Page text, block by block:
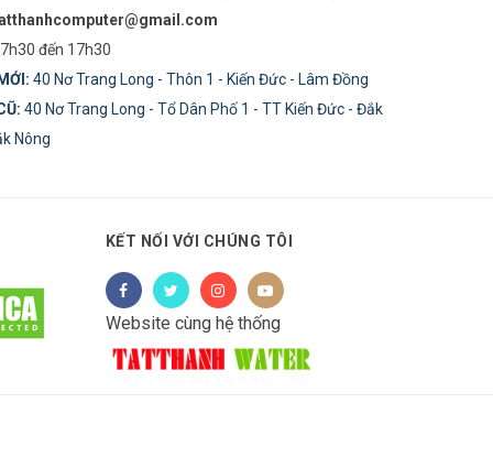
7h30 đến 17h30
40 Nơ Trang Long - Thôn 1 - Kiến Đức - Lâm Đồng
40 Nơ Trang Long - Tổ Dân Phố 1 - TT Kiến Đức - Đắk
Nông
KẾT NỐI VỚI CHÚNG TÔI
Website cùng hệ thống